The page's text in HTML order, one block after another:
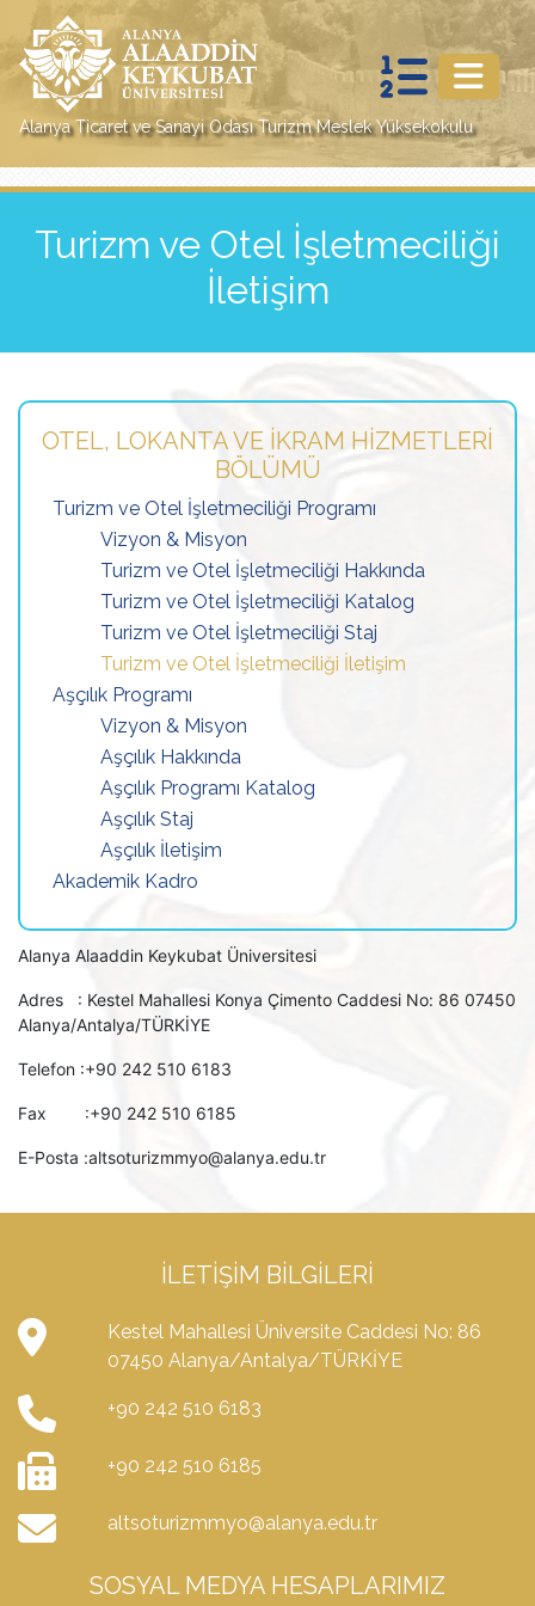
Alanya Ticaret ve Sanayi Odası Turizm Meslek Yüksekokulu
Turizm ve Otel İşletmeciliği
İletişim
OTEL, LOKANTA VE İKRAM HIZMETLERI
BÖLÜMÜ
Turizm ve Otel İşletmeciliği Programı
Vizyon & Misyon
Turizm ve Otel İşletmeciliği Hakkında
Turizm ve Otel İşletmeciliği Katalog
Turizm ve Otel İşletmeciliği Staj
Turizm ve Otel İşletmeciliği İletişim
Aşçılık Programı
Vizyon & Misyon
Aşçılık Hakkında
Aşçılık Programı Katalog
Aşçılık Staj
Aşçılık İletişim
Akademik Kadro
Alanya Alaaddin Keykubat Üniversitesi
Adres : Kestel Mahallesi Konya Çimento Caddesi No: 86 07450
Alanya/Antalya/TÜRKİYE
Telefon :+90 242 510 6183
Fax :+90 242 510 6185
E-Posta :altsoturizmmyo@alanya.edu.tr
İLETIŞIM BILGILERI
Kestel Mahallesi Üniversite Caddesi No: 86
07450 Alanya/Antalya/TÜRKİYE
+90 242 510 6183
+90 242 510 6185
altsoturizmmyo@alanya.edu.tr
SOSYAL MEDYA HESAPLARIMIZ